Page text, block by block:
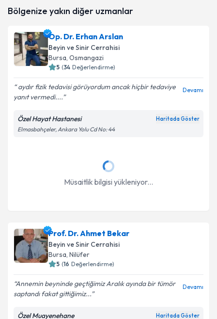
oluşturun. Size bu uzmandan randevu almanız için bir
E-posta Adresiniz
Kişisel verilerimin işlenmesine ilişkinAydınlatma
Metni'ni okudum ve kişisel verilerimin belirtilen
Bölgenize yakın diğer uzmanlar
Op. Dr. Erhan Arslan
Beyin ve Sinir Cerrahisi
Bursa, Osmangazi
5 (34 Değerlendirme)
aydır fizik tedavisi görüyordum ancak hiçbir tedaviye
yanıt vermedi....
Devamı
Özel Hayat Hastanesi Haritada Göster
Elmasbahçeler, Ankara Yolu Cd No: 44
Müsaitlik bilgisi yükleniyor...
Prof. Dr. Ahmet Bekar
Beyin ve Sinir Cerrahisi
Bursa, Nilüfer
5 (16 Değerlendirme)
Annemin beyninde geçtiğimiz Aralık ayında bir tümör
saptandı fakat gittiğimiz...
Devamı
Özel Muayenehane Haritada Göster